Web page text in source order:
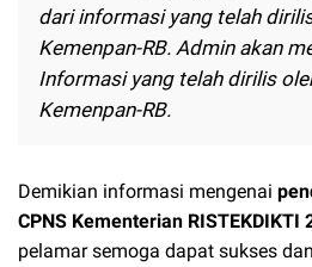
dari informasi yang telah
Kemenpan-RB. Admin akan
Informasi yang telah dirilis
Kemenpan-RB.
Demikian informasi mengenai
CPNS Kementerian RISTEKDIKTI
pelamar semoga dapat sukses